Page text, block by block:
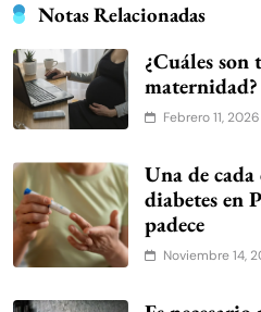
Notas Relacionadas
¿Cuáles son
maternidad?
Febrero 11, 2026
Una de cada
diabetes en
padece
Noviembre 14,